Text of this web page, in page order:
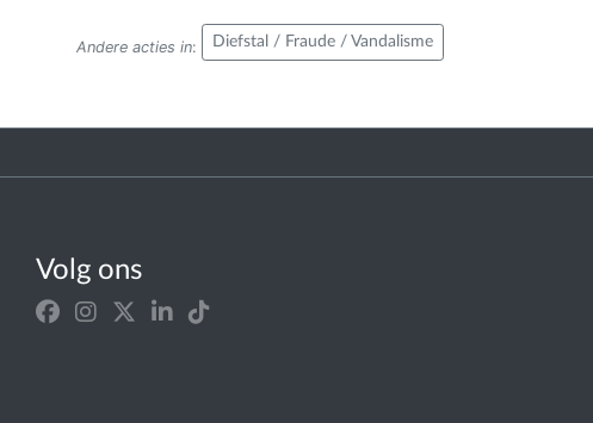
Andere acties in: Diefstal / Fraude / Vandalisme
Volg ons